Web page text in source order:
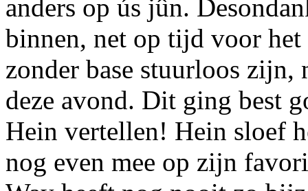
anders op ús jûn.
binnen, net op tijd voor
zonder base stuurloos
deze avond. Dit ging best
Hein vertellen! Hein sloef
nog even mee op zijn